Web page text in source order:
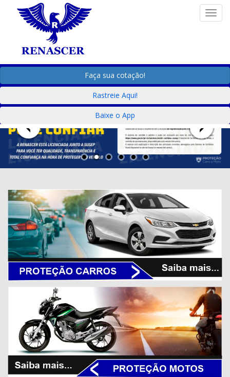
Faça sua cotação!
Rastreie Aqui!
Baixe o App